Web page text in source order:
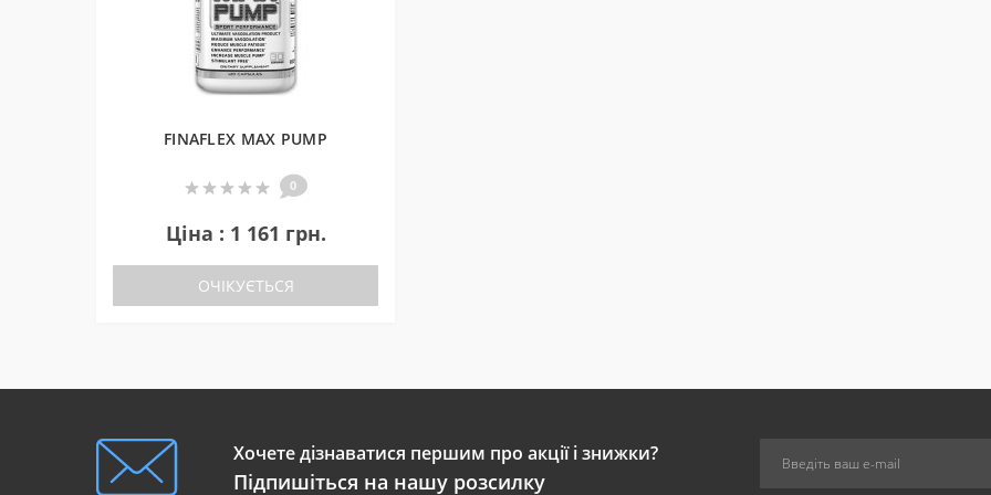
FINAFLEX MAX PUMP
0
Ціна : 1 161 грн.
ОЧІКУЄТЬСЯ
Хочете дізнаватися першим про акції і знижки?
Підпишіться на нашу розсилку